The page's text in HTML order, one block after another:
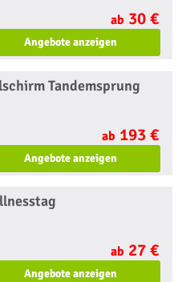
ab 30 €
Angebote anzeigen
Tandemsprung
ab 193 €
Angebote anzeigen
ab 27 €
Angebote anzeigen